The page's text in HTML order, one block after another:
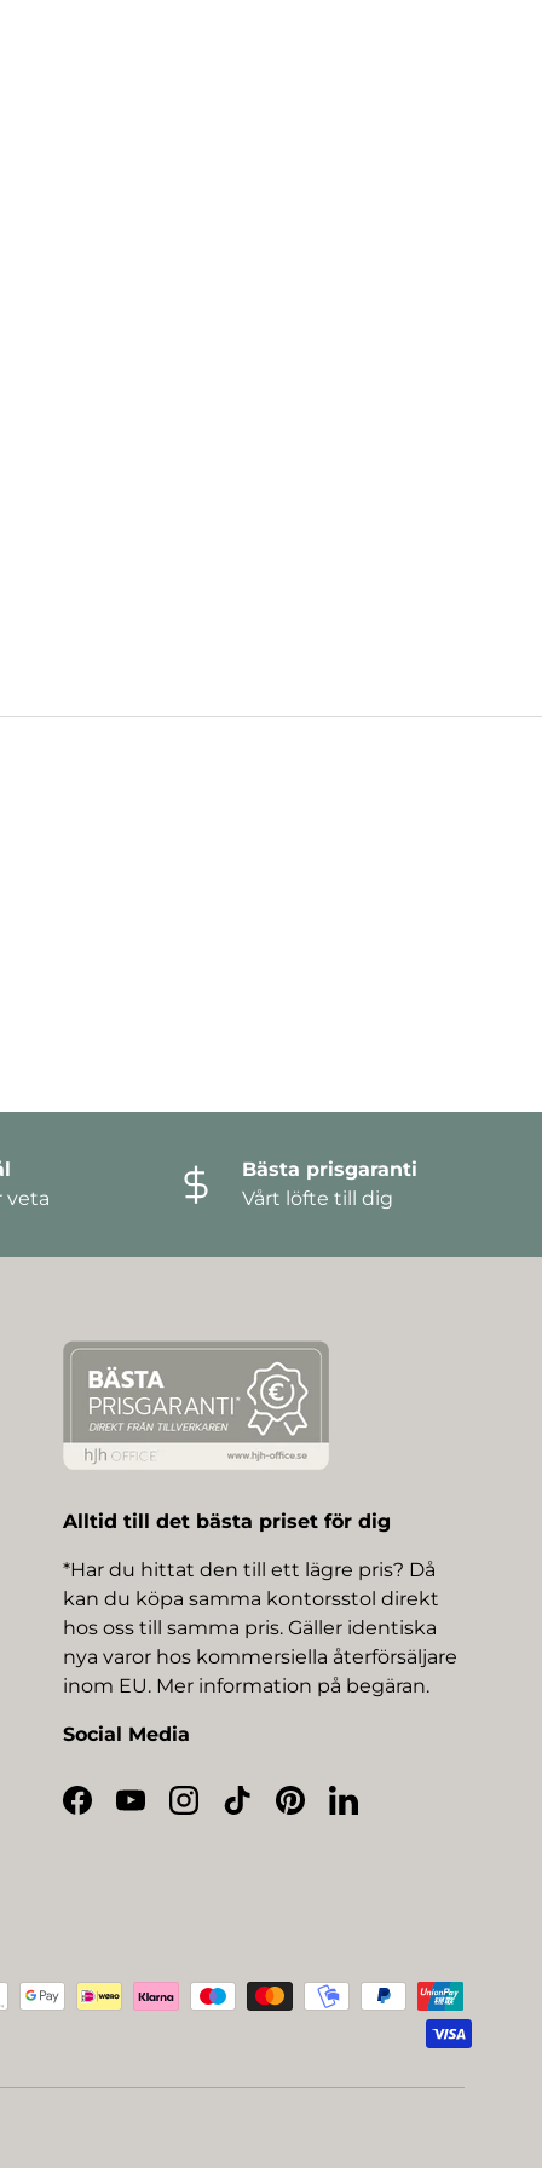
veta
Bästa prisgaranti
Vårt löfte till dig
Alltid till det bästa priset för dig
*Har du hittat den till ett lägre pris? Då
kan du köpa samma kontorsstol direkt
hos oss till samma pris. Gäller identiska
nya varor hos kommersiella återförsäljare
inom EU. Mer information på begäran.
Social Media
Facebook
YouTubeInstagram
TikTokPinterestLinkedIn